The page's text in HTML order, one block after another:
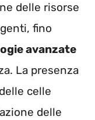
delle risorse
fino
avanzate
La presenza
celle
delle